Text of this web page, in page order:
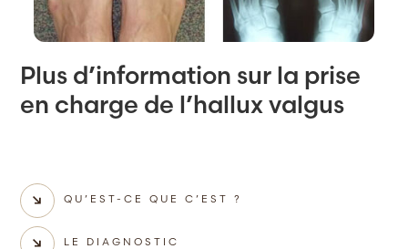
Plus d’information sur la prise
en charge de l’hallux valgus
QU’EST-CE QUE C’EST ?
LE DIAGNOSTIC